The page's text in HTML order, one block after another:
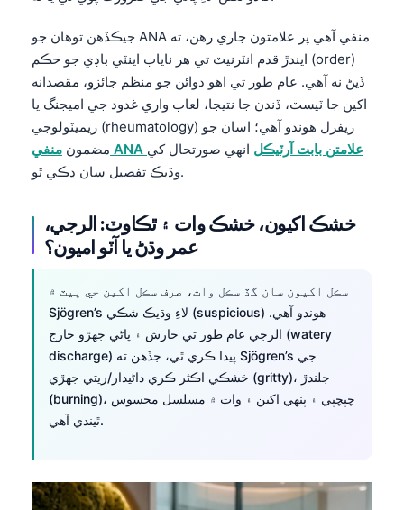
جيڪڏهن توهان جو ANA منفي آهي پر علامتون جاري رهن، ته
ايندڙ قدم انٽرنيٽ تي هر ناياب اينٽي باڊي جو حڪم (order)
ڏيڻ نه آهي. عام طور تي اهو دوائن جو منظم جائزو، مقصدانه
اکين جا ٽيسٽ، ڏندن جا نتيجا، لعاب واري غدود جي اميجنگ يا
ريميٽولوجي (rheumatology) ريفرل هوندو آهي؛ اسان جو
مضمون
منفي ANA علامتن بابت آرٽيڪل انهي صورتحال کي
وڌيڪ تفصيل سان ڍڪي ٿو.
خشڪ اکيون، خشڪ وات ۽ ٿڪاوٽ: الرجي،
عمر وڌڻ يا آٽو اميون؟
سڪل اکيون سان گڏ سڪل وات، صرف سڪل اکين جي ڀيٽ ۾
Sjögren’s لاءِ وڌيڪ شڪي (suspicious) هوندو آهي.
الرجي عام طور تي خارش ۽ پاڻي جهڙو خارج (watery
discharge) پيدا ڪري ٿي، جڏهن ته Sjögren’s جي
خشڪي اڪثر ڪري داڻيدار/ريتي جهڙي (gritty)، جلندڙ
(burning)، چپچپي ۽ ٻنهي اکين ۽ وات ۾ مسلسل محسوس
ٿيندي آهي.